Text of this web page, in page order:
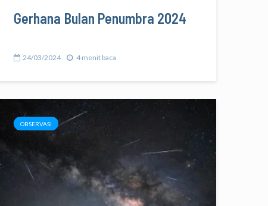
Gerhana Bulan Penumbra 2024
24/03/2024 4 menit baca
OBSERVASI